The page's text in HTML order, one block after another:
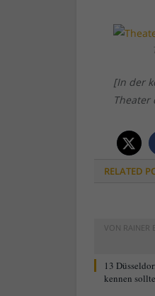
[In der
Theater
RELATED
VON RAINER
13
kennen